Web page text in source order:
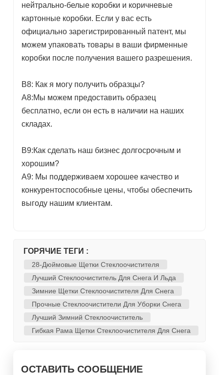
нейтрально-белые коробки и коричневые
картонные коробки. Если у вас есть
официально зарегистрированный патент, мы
можем упаковать товары в ваши фирменные
коробки после получения вашего разрешения.
В8: Как я могу получить образцы?
A8:Мы можем предоставить образец
бесплатно, если он есть в наличии на наших
складах.
В9:Как сделать наш бизнес долгосрочным и
хорошим?
A9: Мы поддерживаем хорошее качество и
конкурентоспособные цены, чтобы обеспечить
выгоду нашим клиентам.
ГОРЯЧИЕ ТЕГИ :
28-Дюймовые Щетки Стеклоочистителя
Лучший Стеклоочиститель Для Снега И Льда
Зимние Щетки Стеклоочистителя Для Снега
Прочные Стеклоочистители Для Уборки Снега
Лучший Зимний Стеклоочиститель
Гибкая Рама Щетки Стеклоочистителя Для Снега
ОСТАВИТЬ СООБЩЕНИЕ